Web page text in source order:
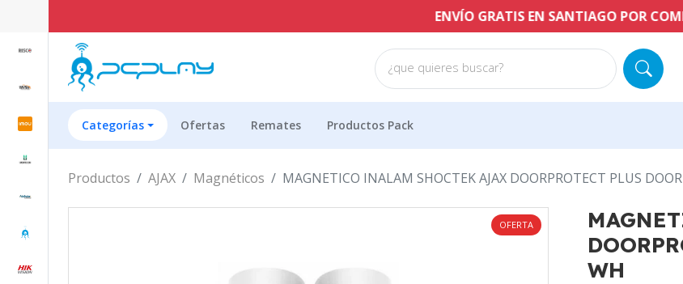
ENVÍO GRATIS EN SANTIAGO POR COMPRAS
¿que quieres buscar?
Categorías Ofertas Remates Productos Pack
Productos AJAX Magnéticos MAGNETICO INALAM SHOCTEK AJAX DOORPROTECT PLUS
OFERTA
WH